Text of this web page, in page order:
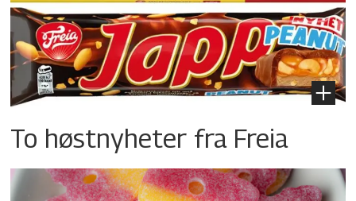
To høstnyheter fra Freia